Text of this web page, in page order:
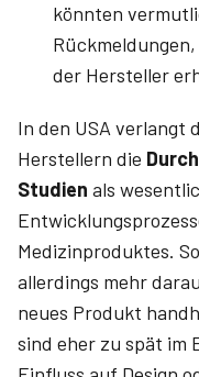
könnten
der Hersteller
In den USA verlangt
Herstellern die
Studien als
Medizinproduktes.
allerdings mehr
neues Produkt
sind eher zu spät im